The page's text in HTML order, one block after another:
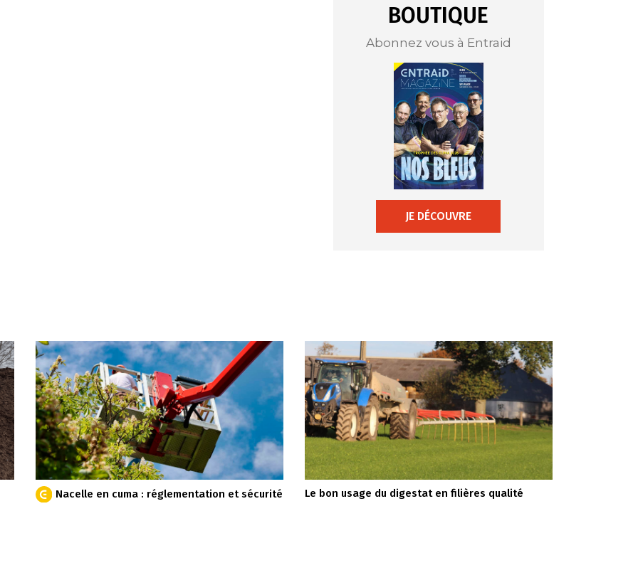
BOUTIQUE
Abonnez vous à Entraid
JE DÉCOUVRE
Nacelle en cuma : réglementation et sécurité Le bon usage du digestat en filières qualité